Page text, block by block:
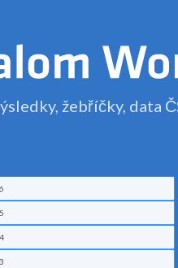
žebříčky, data